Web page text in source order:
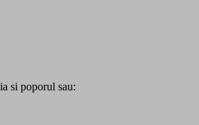
si poporul sau: